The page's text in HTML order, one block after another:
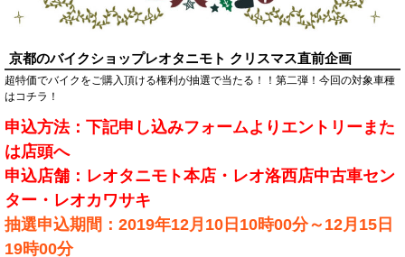
京都のバイクショップレオタニモト クリスマス直前企画
超特価でバイクをご購入頂ける権利が抽選で当たる！！第二弾！今回の対象車種
はコチラ！
申込方法：下記申し込みフォームよりエントリーまた
は店頭へ
申込店舗：レオタニモト本店・レオ洛西店中古車セン
ター・レオカワサキ
抽選申込期間：2019年12月10日10時00分～12月15日
19時00分